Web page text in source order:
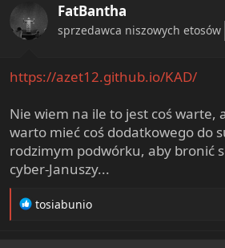
FatBantha
sprzedawca niszowych etosów
https://azet12.github.io/KAD/
Nie wiem na ile to jest coś warte,
warto mieć coś dodatkowego do
rodzimym podwórku, aby bronić
cyber-Januszy...
R
tosiabunio